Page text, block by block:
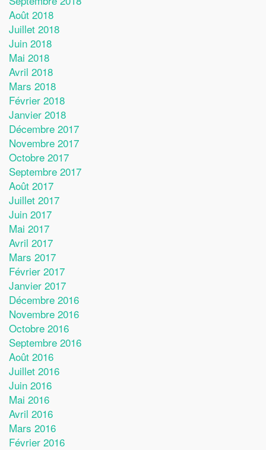
Août 2018
Juillet 2018
Juin 2018
Mai 2018
Avril 2018
Mars 2018
Février 2018
Janvier 2018
Décembre 2017
Novembre 2017
Octobre 2017
Septembre 2017
Août 2017
Juillet 2017
Juin 2017
Mai 2017
Avril 2017
Mars 2017
Février 2017
Janvier 2017
Décembre 2016
Novembre 2016
Octobre 2016
Septembre 2016
Août 2016
Juillet 2016
Juin 2016
Mai 2016
Avril 2016
Mars 2016
Février 2016